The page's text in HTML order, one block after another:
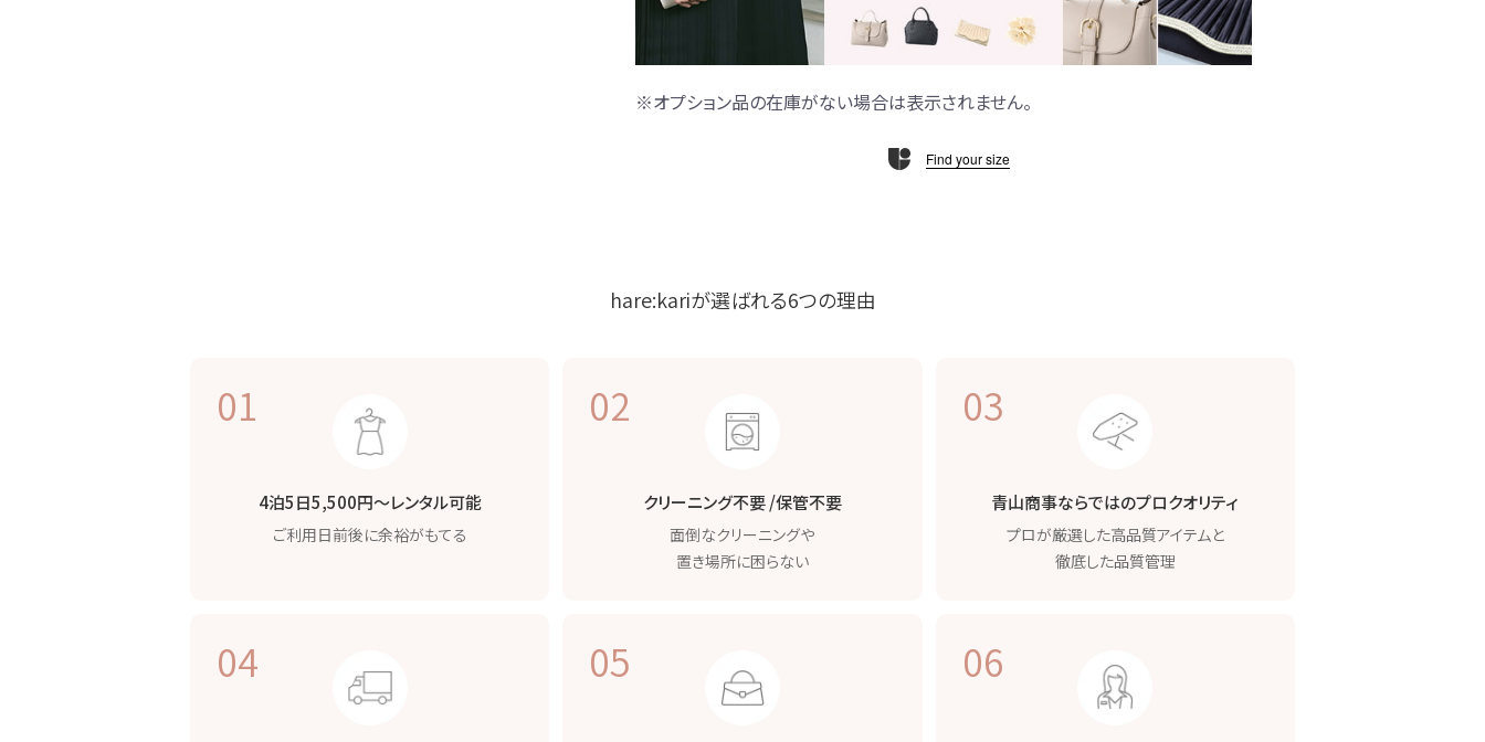
※オプション品の在庫がない場合は表示されません。
Find your size
hare:kariが選ばれる6つの理由
01
4泊5日5,500円〜レンタル可能
ご利用日前後に余裕がもてる
02
クリーニング不要 /保管不要
面倒なクリーニングや
置き場所に困らない
03
青山商事ならではのプロクオリティ
プロが厳選した高品質アイテムと
徹底した品質管理
04 05 06